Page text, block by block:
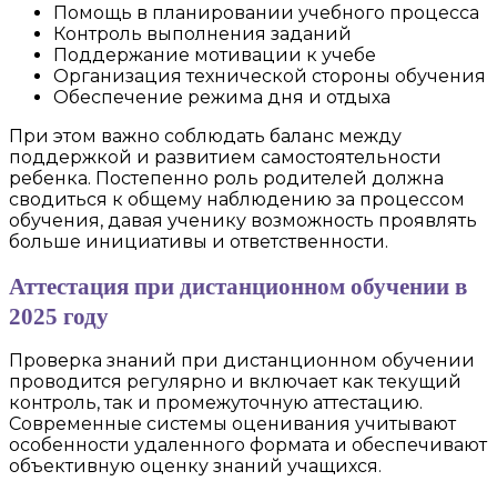
Помощь в планировании учебного процесса
Контроль выполнения заданий
Поддержание мотивации к учебе
Организация технической стороны обучения
Обеспечение режима дня и отдыха
При этом важно соблюдать баланс между
поддержкой и развитием самостоятельности
ребенка. Постепенно роль родителей должна
сводиться к общему наблюдению за процессом
обучения, давая ученику возможность проявлять
больше инициативы и ответственности.
Аттестация при дистанционном обучении в
2025 году
Проверка знаний при дистанционном обучении
проводится регулярно и включает как текущий
контроль, так и промежуточную аттестацию.
Современные системы оценивания учитывают
особенности удаленного формата и обеспечивают
объективную оценку знаний учащихся.